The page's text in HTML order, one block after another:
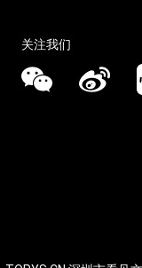
关注我们